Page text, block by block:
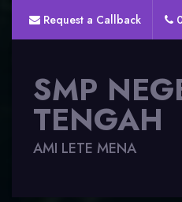
Request a Callback
SMP
TENGAH
AMI LETE MENA